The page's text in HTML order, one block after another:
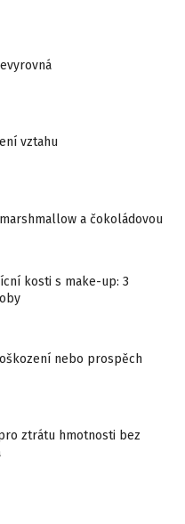
vztahu
a čokoládovou
kosti s make-up: 3
nebo prospěch
ztrátu hmotnosti bez